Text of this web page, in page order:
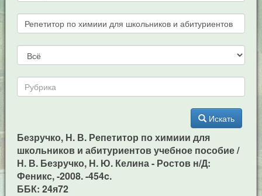
Искать
Безручко, Н. В. Репетитор по химиии для
школьников и абитуриентов учебное пособие /
Н. В. Безручко, Н. Ю. Келина - Ростов н/Д:
Феникс, -2008. -454c.
ББК: 24я72